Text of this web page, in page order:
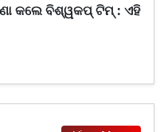
କଲେ ବିଶ୍ୱକପ୍ ଟିମ୍ : ଏହି